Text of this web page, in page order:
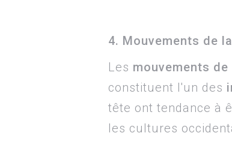
4. Mouvements de
Les mouvements
constituent l'un des
tête ont tendance à
les cultures